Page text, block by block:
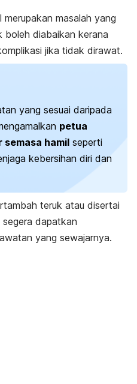
masalah yang
boleh diabaikan kerana
jika tidak dirawat.
yang sesuai daripada
petua
semasa hamil seperti
kebersihan diri dan
teruk atau disertai
dapatkan
yang sewajarnya.